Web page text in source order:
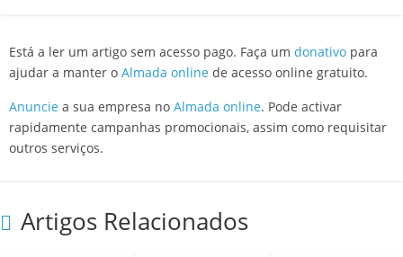
Está a ler um artigo sem acesso pago. Faça um donativo para
ajudar a manter o Almada online de acesso online gratuito.
Anuncie a sua empresa no Almada online. Pode activar
rapidamente campanhas promocionais, assim como requisitar
outros serviços.
Artigos Relacionados